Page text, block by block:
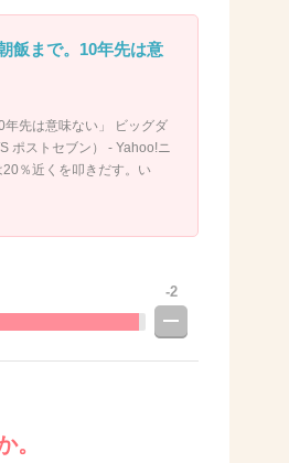
飯まで。10年先は意
先は意味ない」 ビッグダ
ポストセブン） - Yahoo!ニ
％近くを叩きだす。い
-2
。